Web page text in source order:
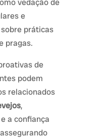
e
práticas
pragas.
de
podem
relacionados
,
a confiança